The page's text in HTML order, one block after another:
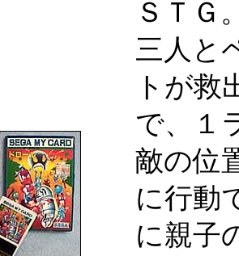
ＳＴＧ
三人と
トが救
で、１
敵の位
に行動
に親子